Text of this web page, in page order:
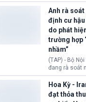
da Silva đang
gay gắt.
sách nhập cư
Zealand
thêm cơ hội
người muốn
nay, người
gan B hoặc
sẽ không còn
định không
chuẩn sức
chi phí điều trị
Anh rà soát
định cư
do phát
trường hợp
nhầm”
(TAP) - Bộ
đang rà soát
sơ thuộc
Định cư EU
Settlement
EUSS) sau khi
Hoa Kỳ -
đạt thỏa